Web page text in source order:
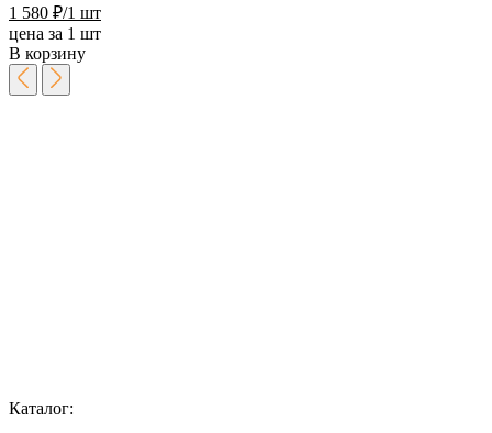
1 580 ₽/1 шт
цена за 1 шт
В корзину
Каталог: